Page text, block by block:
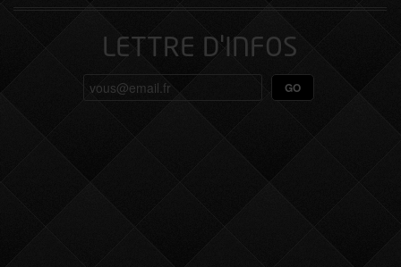
LETTRE D'INFOS
GO